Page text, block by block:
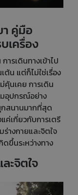
า คู่มือ
เครื่อง
ารเดินทางเข้าไป
น แต่ก็ไม่ใช่เรื่อง
คุ้นเคย การเดิน
มอุปกรณ์อย่าง
กสนานมากที่สุด
ค่เกี่ยวกับการเตรี
างกายและจิตใจ
ขึ้นระหว่างทาง
ะจิตใจ